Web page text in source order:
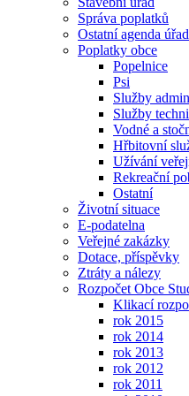
Správa poplatků
Ostatní agenda
Poplatky obce
Popelnice
Psi
Služby
Služby
Vodné a
Hřbitovní
Užívání
Rekreační
Ostatní
Životní situace
E-podatelna
Veřejné zakázky
Dotace, příspěvky
Ztráty a nálezy
Rozpočet Obce
Klikací
rok 2015
rok 2014
rok 2013
rok 2012
rok 2011